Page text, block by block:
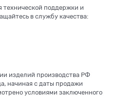
поддержки и
в службу качества:
изделий производства РФ
начиная с даты продажи
условиями заключенного